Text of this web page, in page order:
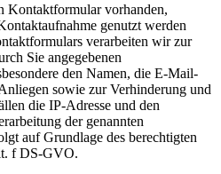
Kontaktformular vorhanden,
genutzt werden
verarbeiten wir zur
Sie angegebenen
den Namen, die E-Mail-
sowie zur Verhinderung und
die IP-Adresse und den
der genannten
auf Grundlage des berechtigten
f DS-GVO.